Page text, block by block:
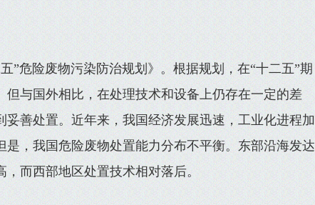
”危险废物污染防治规划》。根据规划，在“十二五”期
与国外相比，在处理技术和设备上仍存在一定的差
善处置。近年来，我国经济发展迅速，工业化进程加
，我国危险废物处置能力分布不平衡。东部沿海发达
而西部地区处置技术相对落后。